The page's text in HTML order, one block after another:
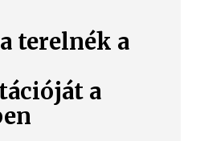
terelnék a
a